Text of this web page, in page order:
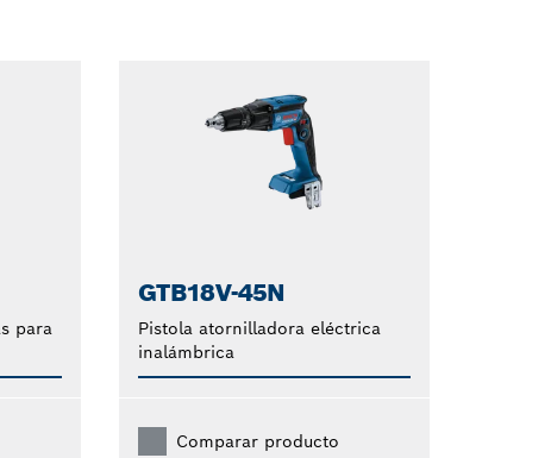
para
GTB18V-45N
Pistola atornilladora eléctrica
inalámbrica
Comparar producto